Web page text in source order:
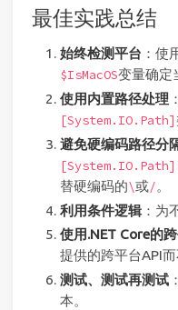
最佳实践总结
始终检测平台 ：使
$IsMacOS变量确定
使用内置路径处理
[System.IO.Path]
避免硬编码路径分
替硬编码的\或/。
利用条件逻辑：为
使用.NET Core的
提供的跨平台API而
测试、测试再测试
本。